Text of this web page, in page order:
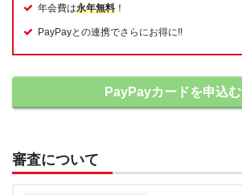
年会費は永年無料 ！
PayPayとの連携でさらにお得に!!
PayPayカードを申込む
審査について